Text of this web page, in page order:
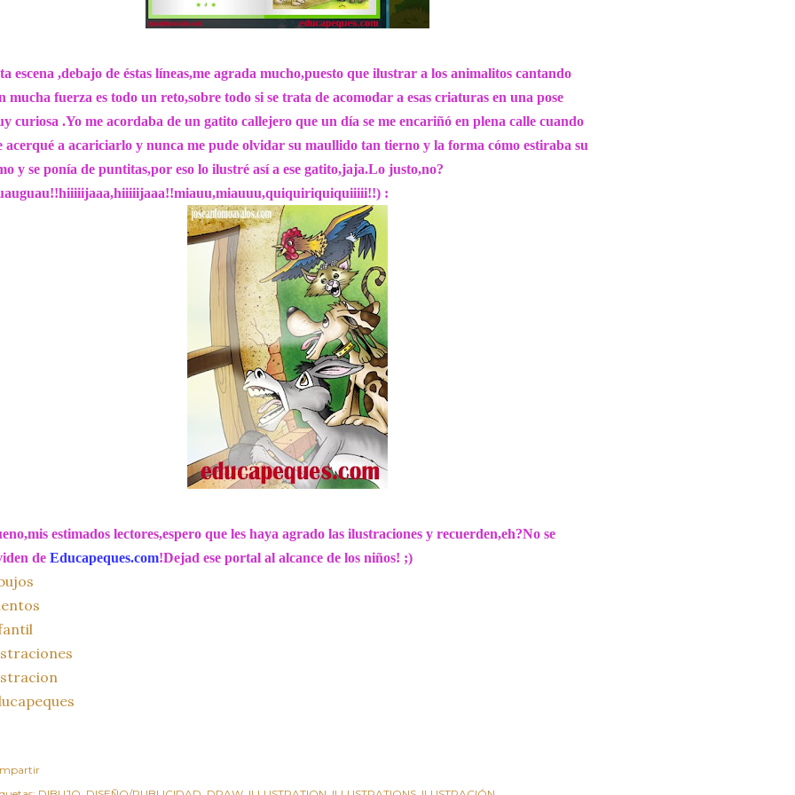
escena ,debajo de éstas líneas,me agrada mucho,puesto que ilustrar a los animalitos cantando
mucha fuerza es todo un reto,sobre todo si se trata de acomodar a esas criaturas en una pose
curiosa .Yo me acordaba de un gatito callejero que un día se me encariñó en plena calle cuando
acerqué a acariciarlo y nunca me pude olvidar su maullido tan tierno y la forma cómo estiraba su
y se ponía de puntitas,por eso lo ilustré así a ese gatito,jaja.Lo justo,no?
:
estimados lectores,espero que les haya agrado las ilustraciones y recuerden,eh?No se
de Educapeques.com!Dejad ese portal al alcance de los niños! ;)